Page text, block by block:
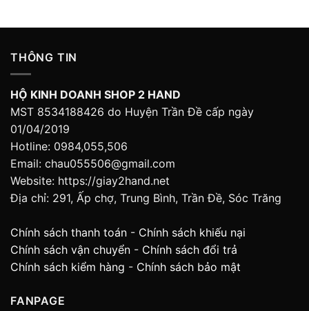
THÔNG TIN
HỘ KINH DOANH SHOP 2 HAND
MST 8534188426 do Huyện Trần Đề cấp ngày
01/04/2019
Hotline: 0984,055,506
Email: chau055506@gmail.com
Website: https://giay2hand.net
Địa chỉ: 291, Ấp chợ, Trung Bình, Trần Đề, Sóc Trăng
Chính sách thanh toán - Chính sách khiếu nại
Chính sách vận chuyển - Chính sách đổi trả
Chính sách kiểm hàng - Chính sách bảo mật
FANPAGE